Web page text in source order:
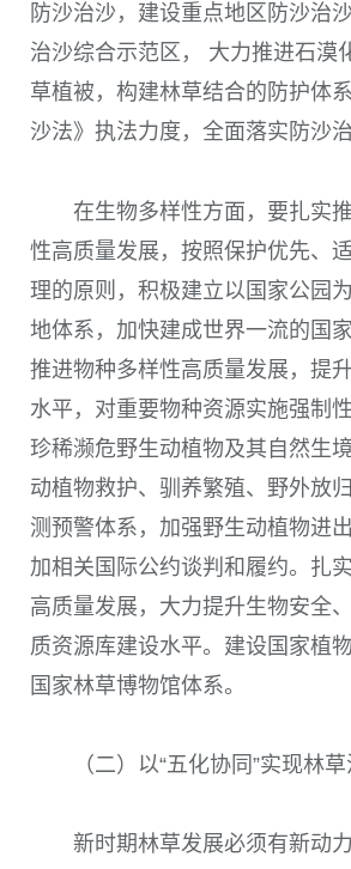
防沙治沙，建设重点地区防沙治
治沙综合示范区， 大力推进石漠
草植被，构建林草结合的防护体
沙法》执法力度，全面落实防沙
在生物多样性方面，要扎实
性高质量发展，按照保护优先、
理的原则，积极建立以国家公园
地体系，加快建成世界一流的国
推进物种多样性高质量发展，提
水平，对重要物种资源实施强制
珍稀濒危野生动植物及其自然生
动植物救护、驯养繁殖、野外放
测预警体系，加强野生动植物进
加相关国际公约谈判和履约。扎
高质量发展，大力提升生物安全
质资源库建设水平。建设国家植
国家林草博物馆体系。
（二）以“五化协同”实现林
新时期林草发展必须有新动